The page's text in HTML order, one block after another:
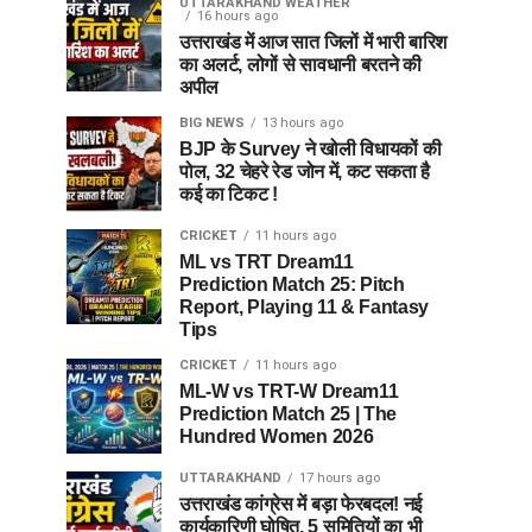
16 hours ago
उत्तराखंड में आज सात जिलों में भारी बारिश
का अलर्ट, लोगों से सावधानी बरतने की
अपील
BIG NEWS 13 hours ago
BJP के Survey ने खोली विधायकों की
पोल, 32 चेहरे रेड जोन में, कट सकता है
कई का टिकट !
CRICKET 11 hours ago
ML vs TRT Dream11
Prediction Match 25: Pitch
Report, Playing 11 & Fantasy
Tips
CRICKET 11 hours ago
ML-W vs TRT-W Dream11
Prediction Match 25 | The
Hundred Women 2026
UTTARAKHAND 17 hours ago
उत्तराखंड कांग्रेस में बड़ा फेरबदल! नई
कार्यकारिणी घोषित, 5 समितियों का भी